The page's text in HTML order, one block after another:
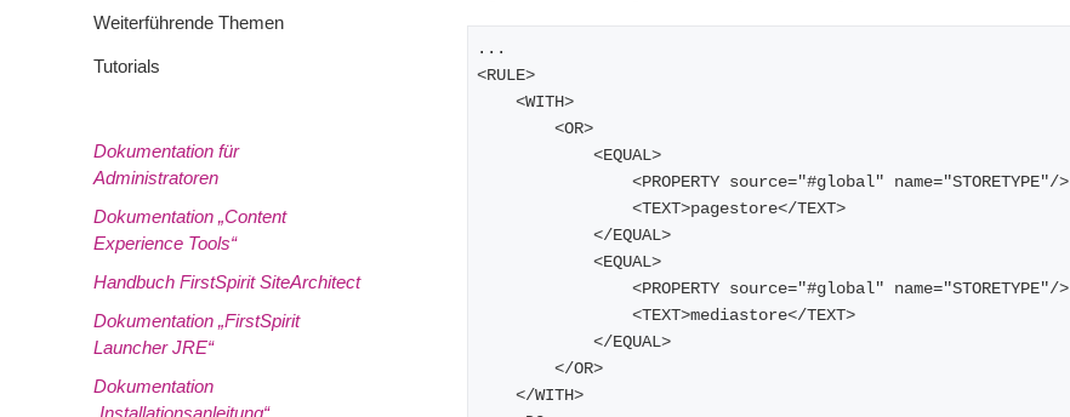
Weiterführende Themen
Tutorials
Dokumentation für
Administratoren
Dokumentation „Content
Experience Tools“
Handbuch FirstSpirit SiteArchitect
Dokumentation „FirstSpirit
Launcher JRE“
Dokumentation
„Installationsanleitung“
...
<RULE>
    <WITH>
        <OR>
            <EQUAL>
                <PROPERTY source="#global" name="STORETYPE"/>
                <TEXT>pagestore</TEXT>
            </EQUAL>
            <EQUAL>
                <PROPERTY source="#global" name="STORETYPE"/>
                <TEXT>mediastore</TEXT>
            </EQUAL>
        </OR>
    </WITH>